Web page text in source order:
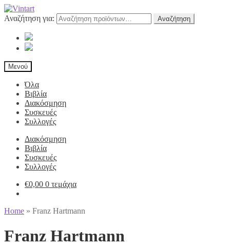
Αναζήτηση για: Αναζήτηση
Μενού
Όλα
Βιβλία
Διακόσμηση
Συσκευές
Συλλογές
Διακόσμηση
Βιβλία
Συσκευές
Συλλογές
€0,00 0 τεμάχια
Home » Franz Hartmann
Franz Hartmann